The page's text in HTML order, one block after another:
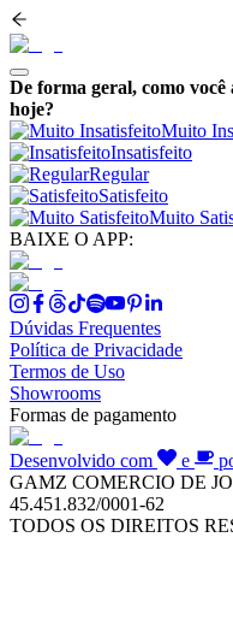
De forma geral, como você
hoje?
Muito
Insatisfeito
Regular
Satisfeito
Muito
BAIXE O APP:
Dúvidas Frequentes
Política de Privacidade
Termos de Uso
Showrooms
Formas de pagamento
Desenvolvido com e
GAMZ COMERCIO DE
45.451.832/0001-62
TODOS OS DIREITOS